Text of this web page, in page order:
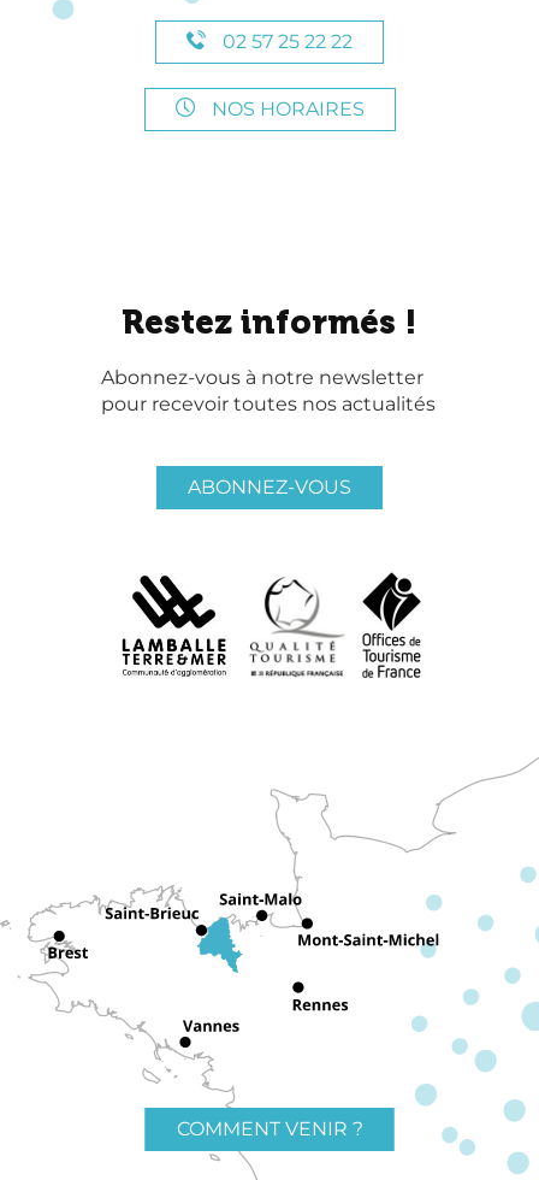
02 57 25 22 22
NOS HORAIRES
Restez informés !
Abonnez-vous à notre newsletter
pour recevoir toutes nos actualités
ABONNEZ-VOUS
COMMENT VENIR ?